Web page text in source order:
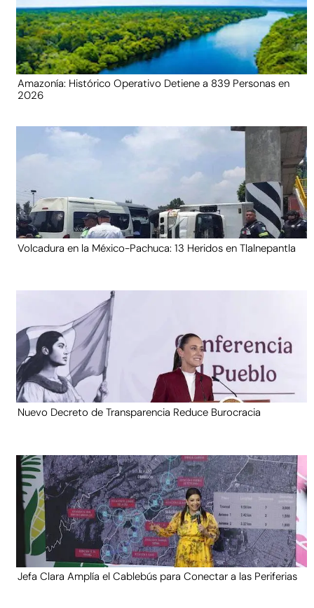
Amazonía: Histórico Operativo Detiene a 839 Personas en
2026
Volcadura en la México-Pachuca: 13 Heridos en Tlalnepantla
Nuevo Decreto de Transparencia Reduce Burocracia
Jefa Clara Amplía el Cablebús para Conectar a las Periferias